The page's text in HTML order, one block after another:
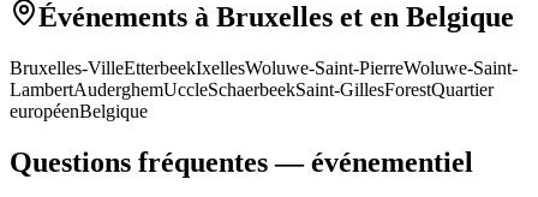
Événements à Bruxelles et en Belgique
Bruxelles-VilleEtterbeekIxellesWoluwe-Saint-PierreWoluwe-Saint-
LambertAuderghemUccleSchaerbeekSaint-GillesForestQuartier
européenBelgique
Questions fréquentes — événementiel